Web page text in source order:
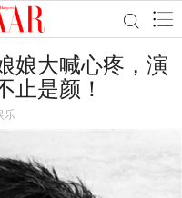
娘大喊心疼，演
止是颜！
乐